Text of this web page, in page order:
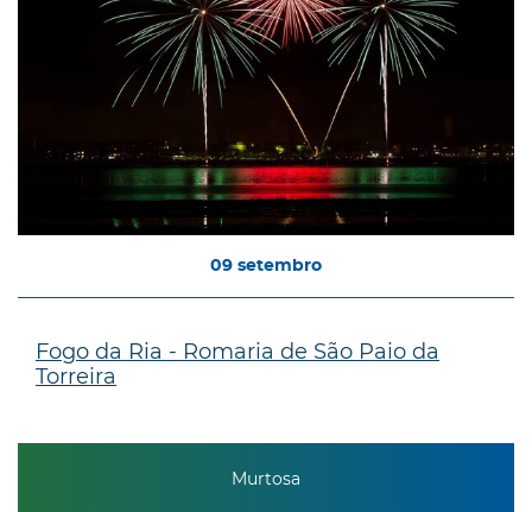
09 setembro
Fogo da Ria - Romaria de São Paio da
Torreira
Murtosa